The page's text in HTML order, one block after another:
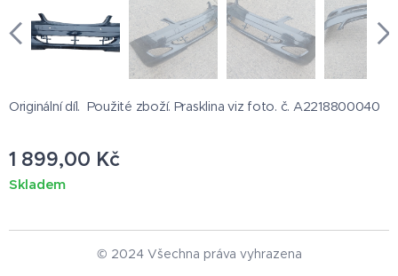
Originální díl. Použité zboží. Prasklina viz foto. č. A2218800040
1 899,00 Kč
Skladem
© 2024 Všechna práva vyhrazena